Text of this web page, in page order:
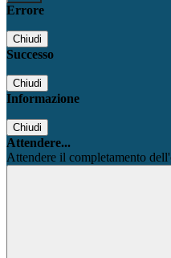
Errore
Chiudi
Successo
Chiudi
Informazione
Chiudi
Attendere...
Attendere il completamento